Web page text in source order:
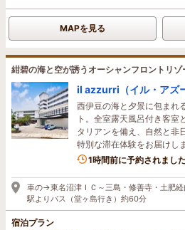
MAPを見る
紺碧の海と空が誘うオーシャンフロントリゾ
il azzurri（イル・アズ
西伊豆の海と夕景に包まれ
ト。全室露天風呂付き客室
タリアンを備え、自然と非
特別な滞在体験をお届けし
4名がこの宿を見ています
1時間前に予約されました
車の→東名沼津ＩＣ～三島・修善寺・土肥
駅よりバス（堂ヶ島行き）約60分
宿泊プラン